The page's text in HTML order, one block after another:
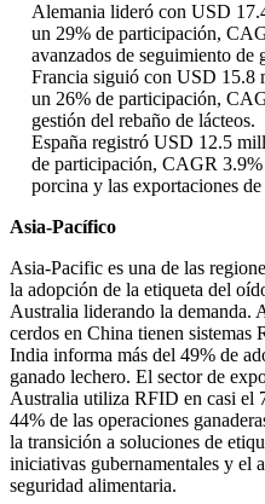
Alemania lideró con USD
un 29% de participación,
avanzados de seguimiento de
Francia siguió con USD 15.8
un 26% de participación,
gestión del rebaño de lácteos.
España registró USD 12.5
de participación, CAGR
porcina y las exportaciones de
Asia-Pacífico
Asia-Pacific es una de las
la adopción de la etiqueta del
Australia liderando la demanda.
cerdos en China tienen sistemas
India informa más del 49% de
ganado lechero. El sector de
Australia utiliza RFID en casi el
44% de las operaciones
la transición a soluciones de
iniciativas gubernamentales y el
seguridad alimentaria.